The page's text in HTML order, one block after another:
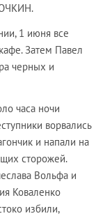
1 июня все
Затем Павел
черных и
часа ночи
ворвались
и напали на
сторожей.
Вольфа и
Коваленко
избили,